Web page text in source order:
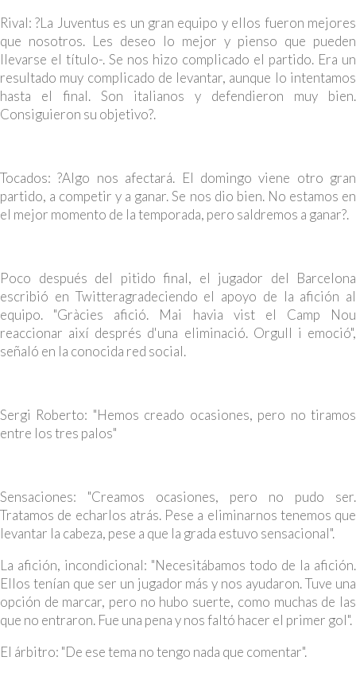
Rival: ?La Juventus es un gran equipo y ellos fueron mejores
que nosotros. Les deseo lo mejor y pienso que pueden
llevarse el título-. Se nos hizo complicado el partido. Era un
resultado muy complicado de levantar, aunque lo intentamos
hasta el final. Son italianos y defendieron muy bien.
Consiguieron su objetivo?.
Tocados: ?Algo nos afectará. El domingo viene otro gran
partido, a competir y a ganar. Se nos dio bien. No estamos en
el mejor momento de la temporada, pero saldremos a ganar?.
Poco después del pitido final, el jugador del Barcelona
escribió en Twitteragradeciendo el apoyo de la afición al
equipo. "Gràcies afició. Mai havia vist el Camp Nou
reaccionar així després d'una eliminació. Orgull i emoció",
señaló en la conocida red social.
Sergi Roberto: "Hemos creado ocasiones, pero no tiramos
entre los tres palos"
Sensaciones: "Creamos ocasiones, pero no pudo ser.
Tratamos de echarlos atrás. Pese a eliminarnos tenemos que
levantar la cabeza, pese a que la grada estuvo sensacional".
La afición, incondicional: "Necesitábamos todo de la afición.
Ellos tenían que ser un jugador más y nos ayudaron. Tuve una
opción de marcar, pero no hubo suerte, como muchas de las
que no entraron. Fue una pena y nos faltó hacer el primer gol".
El árbitro: "De ese tema no tengo nada que comentar".